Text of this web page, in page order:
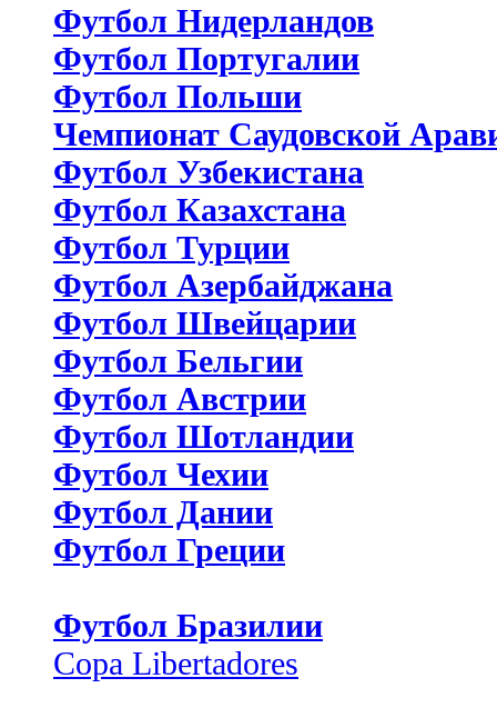
Футбол Нидерландов
Футбол Португалии
Футбол Польши
Чемпионат Саудовской
Футбол Узбекистана
Футбол Казахстана
Футбол Турции
Футбол Азербайджана
Футбол Швейцарии
Футбол Бельгии
Футбол Австрии
Футбол Шотландии
Футбол Чехии
Футбол Дании
Футбол Греции
Футбол Бразилии
Copa Libertadores